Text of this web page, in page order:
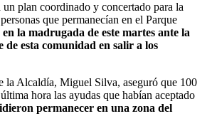
plan coordinado y concertado para la
que permanecían en el Parque
la madrugada de este martes ante la
de esta comunidad en salir a los
la Alcaldía, Miguel Silva, aseguró que 100
hora las ayudas que habían aceptado
permanecer en una zona del